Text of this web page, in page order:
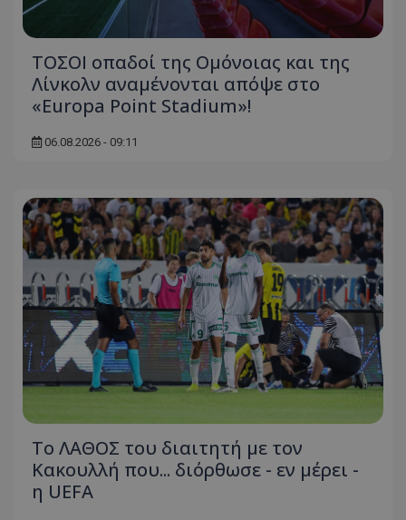
ΤΟΣΟΙ οπαδοί της Ομόνοιας και της
Λίνκολν αναμένονται απόψε στο
«Europa Point Stadium»!
06.08.2026 - 09:11
Το ΛΑΘΟΣ του διαιτητή με τον
Κακουλλή που... διόρθωσε - εν μέρει -
η UEFA